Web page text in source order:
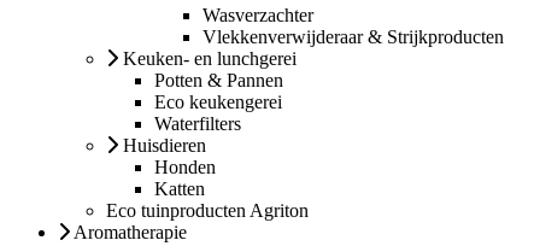
Wasverzachter
Vlekkenverwijderaar & Strijkproducten
Keuken- en lunchgerei
Potten & Pannen
Eco keukengerei
Waterfilters
Huisdieren
Honden
Katten
Eco tuinproducten Agriton
Aromatherapie